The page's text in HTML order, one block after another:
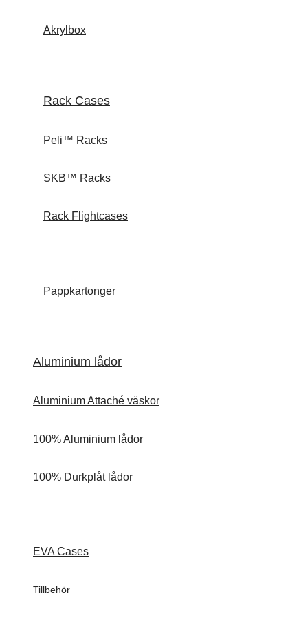
Akrylbox
Rack Cases
Peli™ Racks
SKB™ Racks
Rack Flightcases
Pappkartonger
Aluminium lådor
Aluminium Attaché väskor
100% Aluminium lådor
100% Durkplåt lådor
EVA Cases
Tillbehör